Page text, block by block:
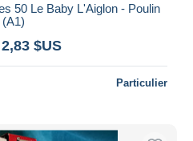
50 Le Baby L'Aiglon - Poulin
(A1)
$US
Particulier